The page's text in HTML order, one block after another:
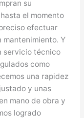
su
el momento
efectuar
Y
servicio técnico
como
una rapidez
y unas
mano de obra y
logrado